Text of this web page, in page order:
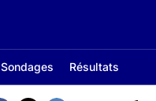
Sondages Résultats